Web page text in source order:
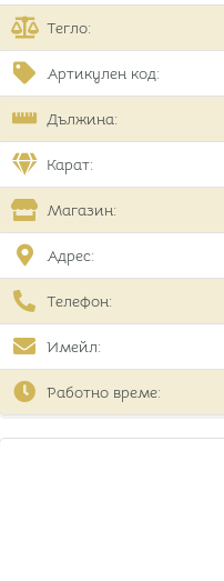
Тегло:
Артикулен код:
Дължина:
Карат:
Магазин:
Адрес:
Телефон:
Имейл:
Работно време: